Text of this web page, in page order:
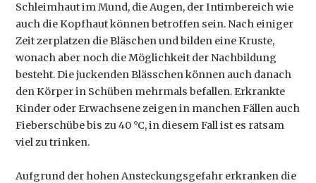
Schleimhaut im Mund, die Augen, der Intimbereich wie
auch die Kopfhaut können betroffen sein. Nach einiger
Zeit zerplatzen die Bläschen und bilden eine Kruste,
wonach aber noch die Möglichkeit der Nachbildung
besteht. Die juckenden Blässchen können auch danach
den Körper in Schüben mehrmals befallen. Erkrankte
Kinder oder Erwachsene zeigen in manchen Fällen auch
Fieberschübe bis zu 40 °C, in diesem Fall ist es ratsam
viel zu trinken.
Aufgrund der hohen Ansteckungsgefahr erkranken die